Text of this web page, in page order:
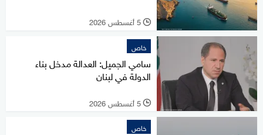
l 5 أغسطس 2026
خاص
سامي الجميل: العدالة مدخل بناء
الدولة في لبنان
l 5 أغسطس 2026
خاص